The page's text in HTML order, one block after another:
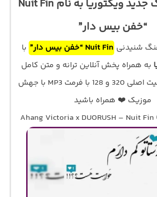
دانلود آهنگ جدید ویکتوریا به نام Nuit Fin
“خفن بیس دار”
شنیدنی Nuit Fin “خفن بیس دار”
با
به همراه پخش آنلاین ترانه و متن کامل
موسیقی با کیفیت اصلی 320 و 128 با فرمت MP3 با جهش
موزیک ❤️ همراه باشید
Ahang Victoria x DUORUSH – Nuit